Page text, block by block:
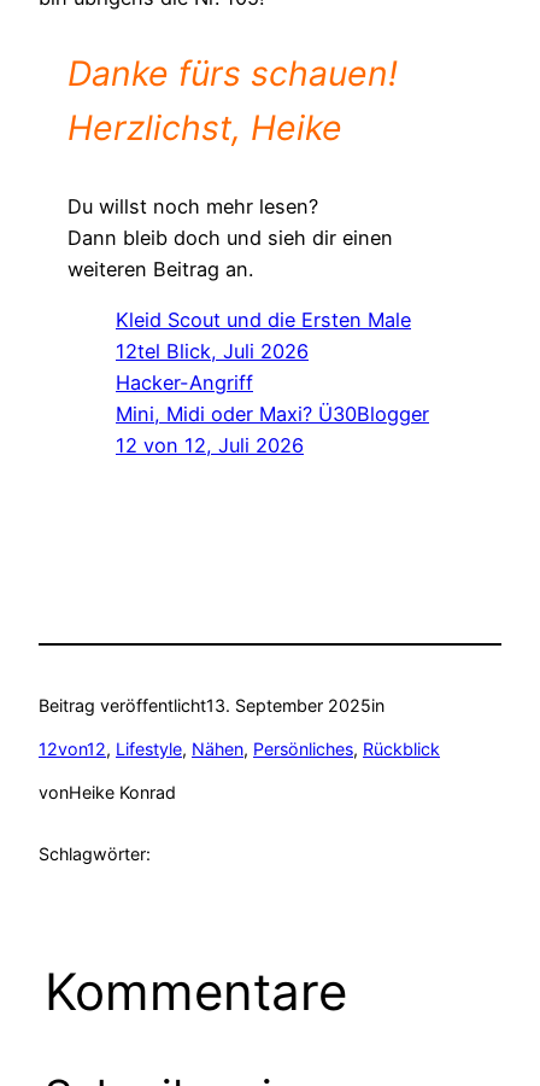
Danke fürs schauen!
Herzlichst, Heike
Du willst noch mehr lesen?
Dann bleib doch und sieh dir einen
weiteren Beitrag an.
Kleid Scout und die Ersten Male
12tel Blick, Juli 2026
Hacker-Angriff
Mini, Midi oder Maxi? Ü30Blogger
12 von 12, Juli 2026
Beitrag veröffentlicht13. September 2025in
12von12, Lifestyle, Nähen, Persönliches, Rückblick
vonHeike Konrad
Schlagwörter:
Kommentare